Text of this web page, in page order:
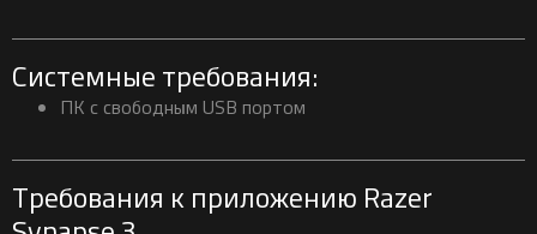
Системные требования:
ПК с свободным USB портом
Требования к приложению Razer